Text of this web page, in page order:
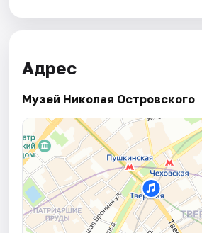
Адрес
Музей Николая Островского